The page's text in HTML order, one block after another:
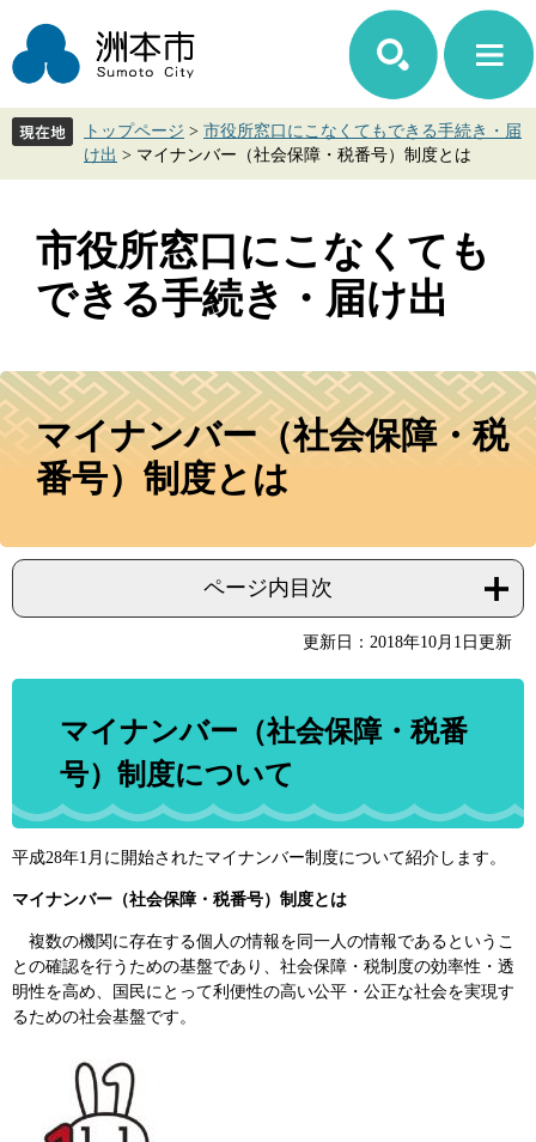
ジ
先
ュ
を
トップページ > 市役所窓口にこなくてもできる手続き・届
け出 > マイナンバー（社会保障・税番号）制度とは
市役所窓口にこなくても
できる手続き・届け出
本
文
マイナンバー（社会保障・税
番号）制度とは
ページ内目次
更新日：2018年10月1日更新
マイナンバー（社会保障・税番
号）制度について
平成28年1月に開始されたマイナンバー制度について紹介します。
マイナンバー（社会保障・税番号）制度とは
複数の機関に存在する個人の情報を同一人の情報であるというこ
との確認を行うための基盤であり、社会保障・税制度の効率性・透
明性を高め、国民にとって利便性の高い公平・公正な社会を実現す
るための社会基盤です。